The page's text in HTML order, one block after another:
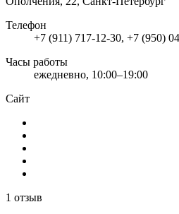
Телефон
+7 (911) 717-12-30, +7 (950)
Часы работы
ежедневно, 10:00–19:00
Сайт
1 отзыв